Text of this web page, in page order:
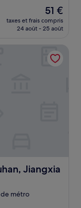
Le
nouveau
prix
de
51 €
51 €
taxes et frais compris
24 août - 25 août
Jiangxia
de métro